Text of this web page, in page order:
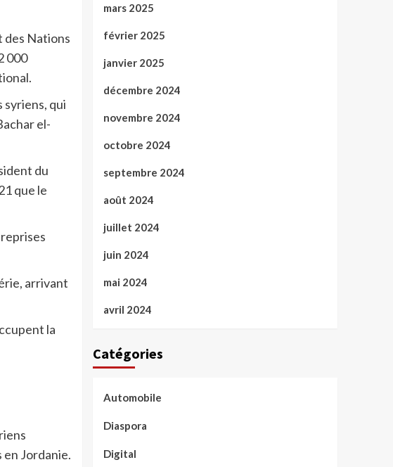
des Nations
000
syriens, qui
el-
du
que le
arrivant
la
en Jordanie.
mars 2025
février 2025
janvier 2025
décembre 2024
novembre 2024
octobre 2024
septembre 2024
août 2024
juillet 2024
juin 2024
mai 2024
avril 2024
Catégories
Automobile
Diaspora
Digital